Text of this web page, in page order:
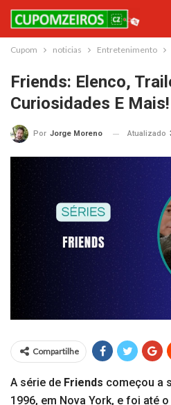
Cupom noticias Entretenimento
Friends: Elenco,
Curiosidades E Mais!
Por Jorge Moreno Atualizado
Compartilhe
A série de Friends começou a
1996, em Nova York, e foi até